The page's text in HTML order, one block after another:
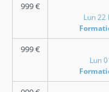
999€
Lun 22
999€
Lun